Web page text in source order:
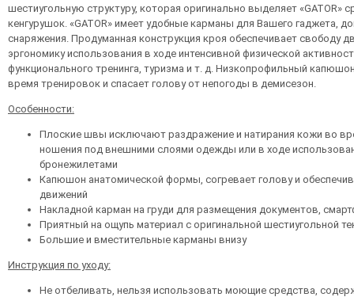
шестиугольную структуру, которая оригинально выделяет «GATOR»
кенгурушок. «GATOR» имеет удобные карманы для Вашего гаджета,
снаряжения. Продуманная конструкция кроя обеспечивает свободу
эргономику использования в ходе интенсивной физической
функционального тренинга, туризма и т. д. Низкопрофильный
время тренировок и спасает голову от непогоды в демисезон.
Особенности:
Плоские швы исключают раздражение и натирания кожи во
ношения под внешними слоями одежды или в ходе
бронежилетами
Капюшон анатомической формы, согревает голову и
движений
Накладной карман на груди для размещения документов,
Приятный на ощупь материал с оригинальной шестиугольной
Большие и вместительные карманы внизу
Инструкция по уходу:
Не отбеливать, нельзя использовать моющие средства,